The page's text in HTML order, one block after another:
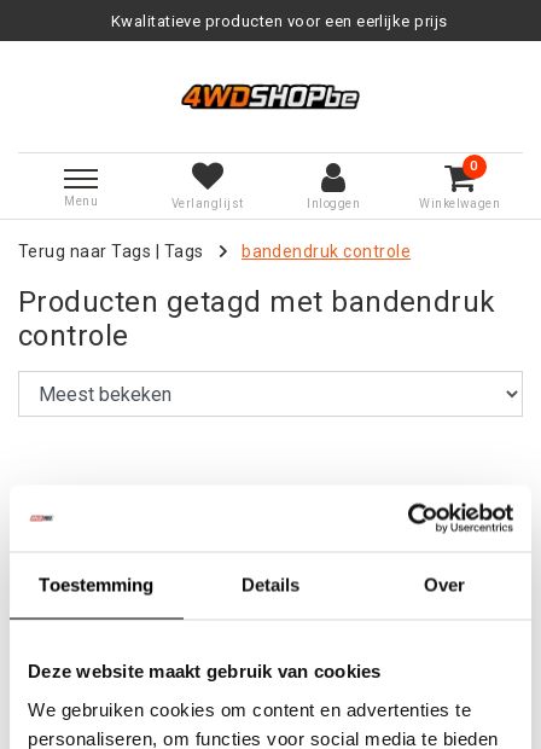
Toestemming Details Over
Deze website maakt gebruik van cookies
We gebruiken cookies om content en advertenties te
personaliseren, om functies voor social media te bieden
Kwalitatieve producten voor een eerlijke prijs
Menu Verlanglijst Inloggen
0
Winkelwagen
Terug naar Tags Tags bandendruk controle
Producten getagd met bandendruk
controle